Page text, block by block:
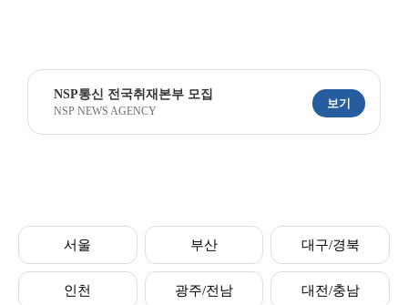
NSP통신 전국취재본부 모집
NSP NEWS AGENCY
보기
서울 부산 대구/경북
인천 광주/전남 대전/충남